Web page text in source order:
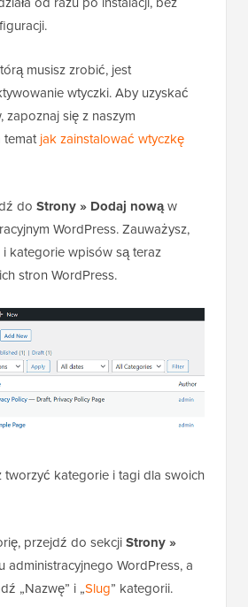
musisz zrobić, jest
wtyczki. Aby uzyskać
zapoznaj się z naszym
tematjak zainstalować wtyczkę
do Strony » Dodaj nowąw
WordPress. Zauważysz,
kategorie wpisów są teraz
stron WordPress.
tworzyć kategorie i tagi dla swoich
przejdź do sekcjiStrony »
administracyjnego WordPress, a
„Nazwę” i „Slug” kategorii.